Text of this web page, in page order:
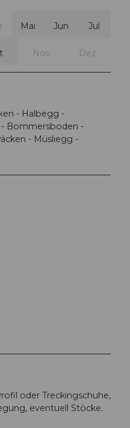
Mai Jun Jul
Nov Dez
- Halbegg -
Bommersboden -
- Müsliegg -
oder Treckingschuhe,
eventuell Stöcke.